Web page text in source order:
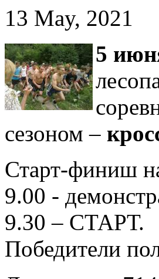
13 May, 2021
5
сезоном –
Старт-финиш
9.00 -
9.30 – СТАРТ.
Победители